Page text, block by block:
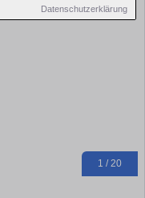
Datenschutzerklärung
1 / 20